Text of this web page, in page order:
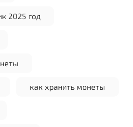
2025 год
как хранить монеты